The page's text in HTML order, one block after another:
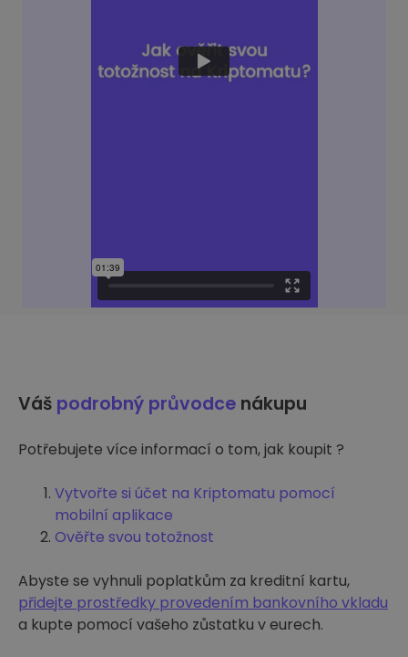
Váš podrobný průvodce nákupu
Potřebujete více informací o tom, jak koupit ?
Vytvořte si účet na Kriptomatu pomocí
mobilní aplikace
Ověřte svou totožnost
Abyste se vyhnuli poplatkům za kreditní kartu,
přidejte prostředky provedením bankovního vkladu
a kupte pomocí vašeho zůstatku v eurech.